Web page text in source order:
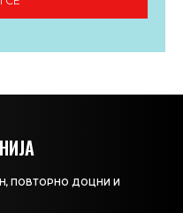
ПОВТОРНО ДОЦНИ И